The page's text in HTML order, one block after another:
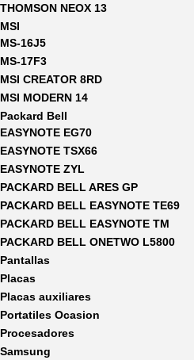
THOMSON NEOX 13
MSI
MS-16J5
MS-17F3
MSI CREATOR 8RD
MSI MODERN 14
Packard Bell
EASYNOTE EG70
EASYNOTE TSX66
EASYNOTE ZYL
PACKARD BELL ARES GP
PACKARD BELL EASYNOTE TE69
PACKARD BELL EASYNOTE TM
PACKARD BELL ONETWO L5800
Pantallas
Placas
Placas auxiliares
Portatiles Ocasion
Procesadores
Samsung